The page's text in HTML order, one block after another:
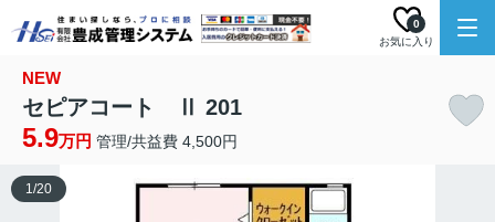
お気に入り
0
NEW
セピアコート Ⅱ 201
5.9万円 管理/共益費 4,500円
1/20